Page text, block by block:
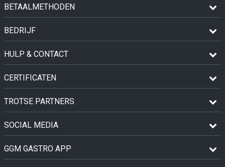
BETAALMETHODEN
BEDRIJF
HULP & CONTACT
CERTIFICATEN
TROTSE PARTNERS
SOCIAL MEDIA
GGM GASTRO APP